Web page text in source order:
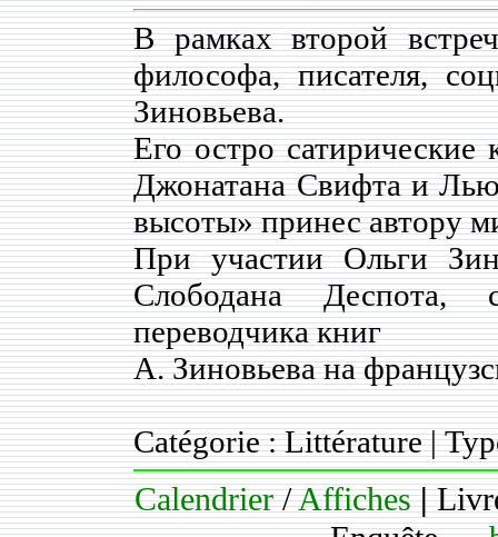
В рамках второй
философа, писателя,
Зиновьева.
Его остро сатирические
Джонатана Свифта и
высоты» принес автору
При участии Ольги
Слободана Деспота,
переводчика книг
А. Зиновьева на
Catégorie : Littérature |
Calendrier/Affiches |